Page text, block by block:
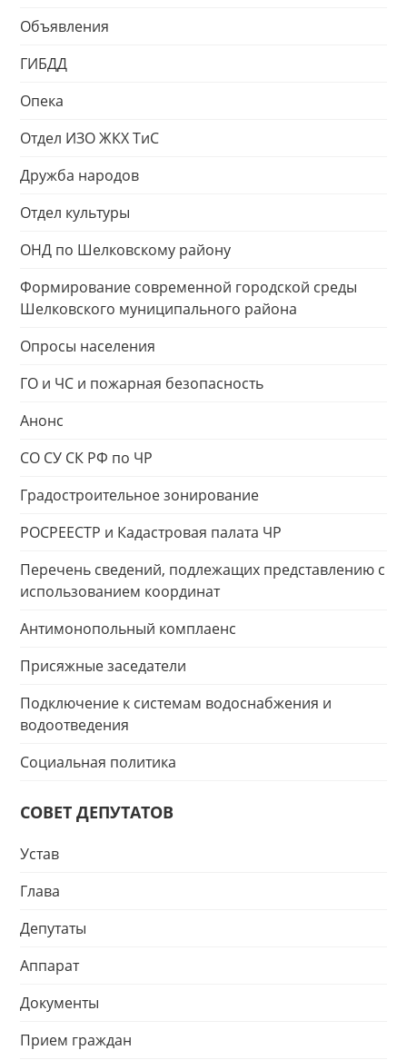
Объявления
ГИБДД
Опека
Отдел ИЗО ЖКХ ТиС
Дружба народов
Отдел культуры
ОНД по Шелковскому району
Формирование современной городской среды
Шелковского муниципального района
Опросы населения
ГО и ЧС и пожарная безопасность
Анонс
СО СУ СК РФ по ЧР
Градостроительное зонирование
РОСРЕЕСТР и Кадастровая палата ЧР
Перечень сведений, подлежащих представлению с
использованием координат
Антимонопольный комплаенс
Присяжные заседатели
Подключение к системам водоснабжения и
водоотведения
Социальная политика
СОВЕТ ДЕПУТАТОВ
Устав
Глава
Депутаты
Аппарат
Документы
Прием граждан